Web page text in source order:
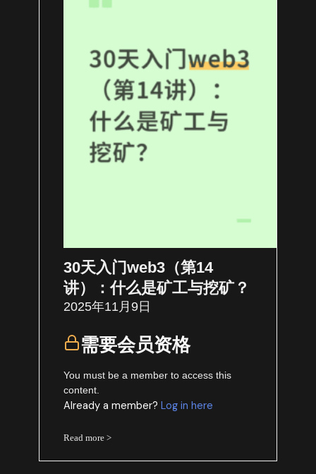
30天入门web3（第14
讲）：什么是矿工与挖矿？
2025年11月9日
需要会员资格
You must be a member to access this
content.
Already a member?Log in here
Read more >